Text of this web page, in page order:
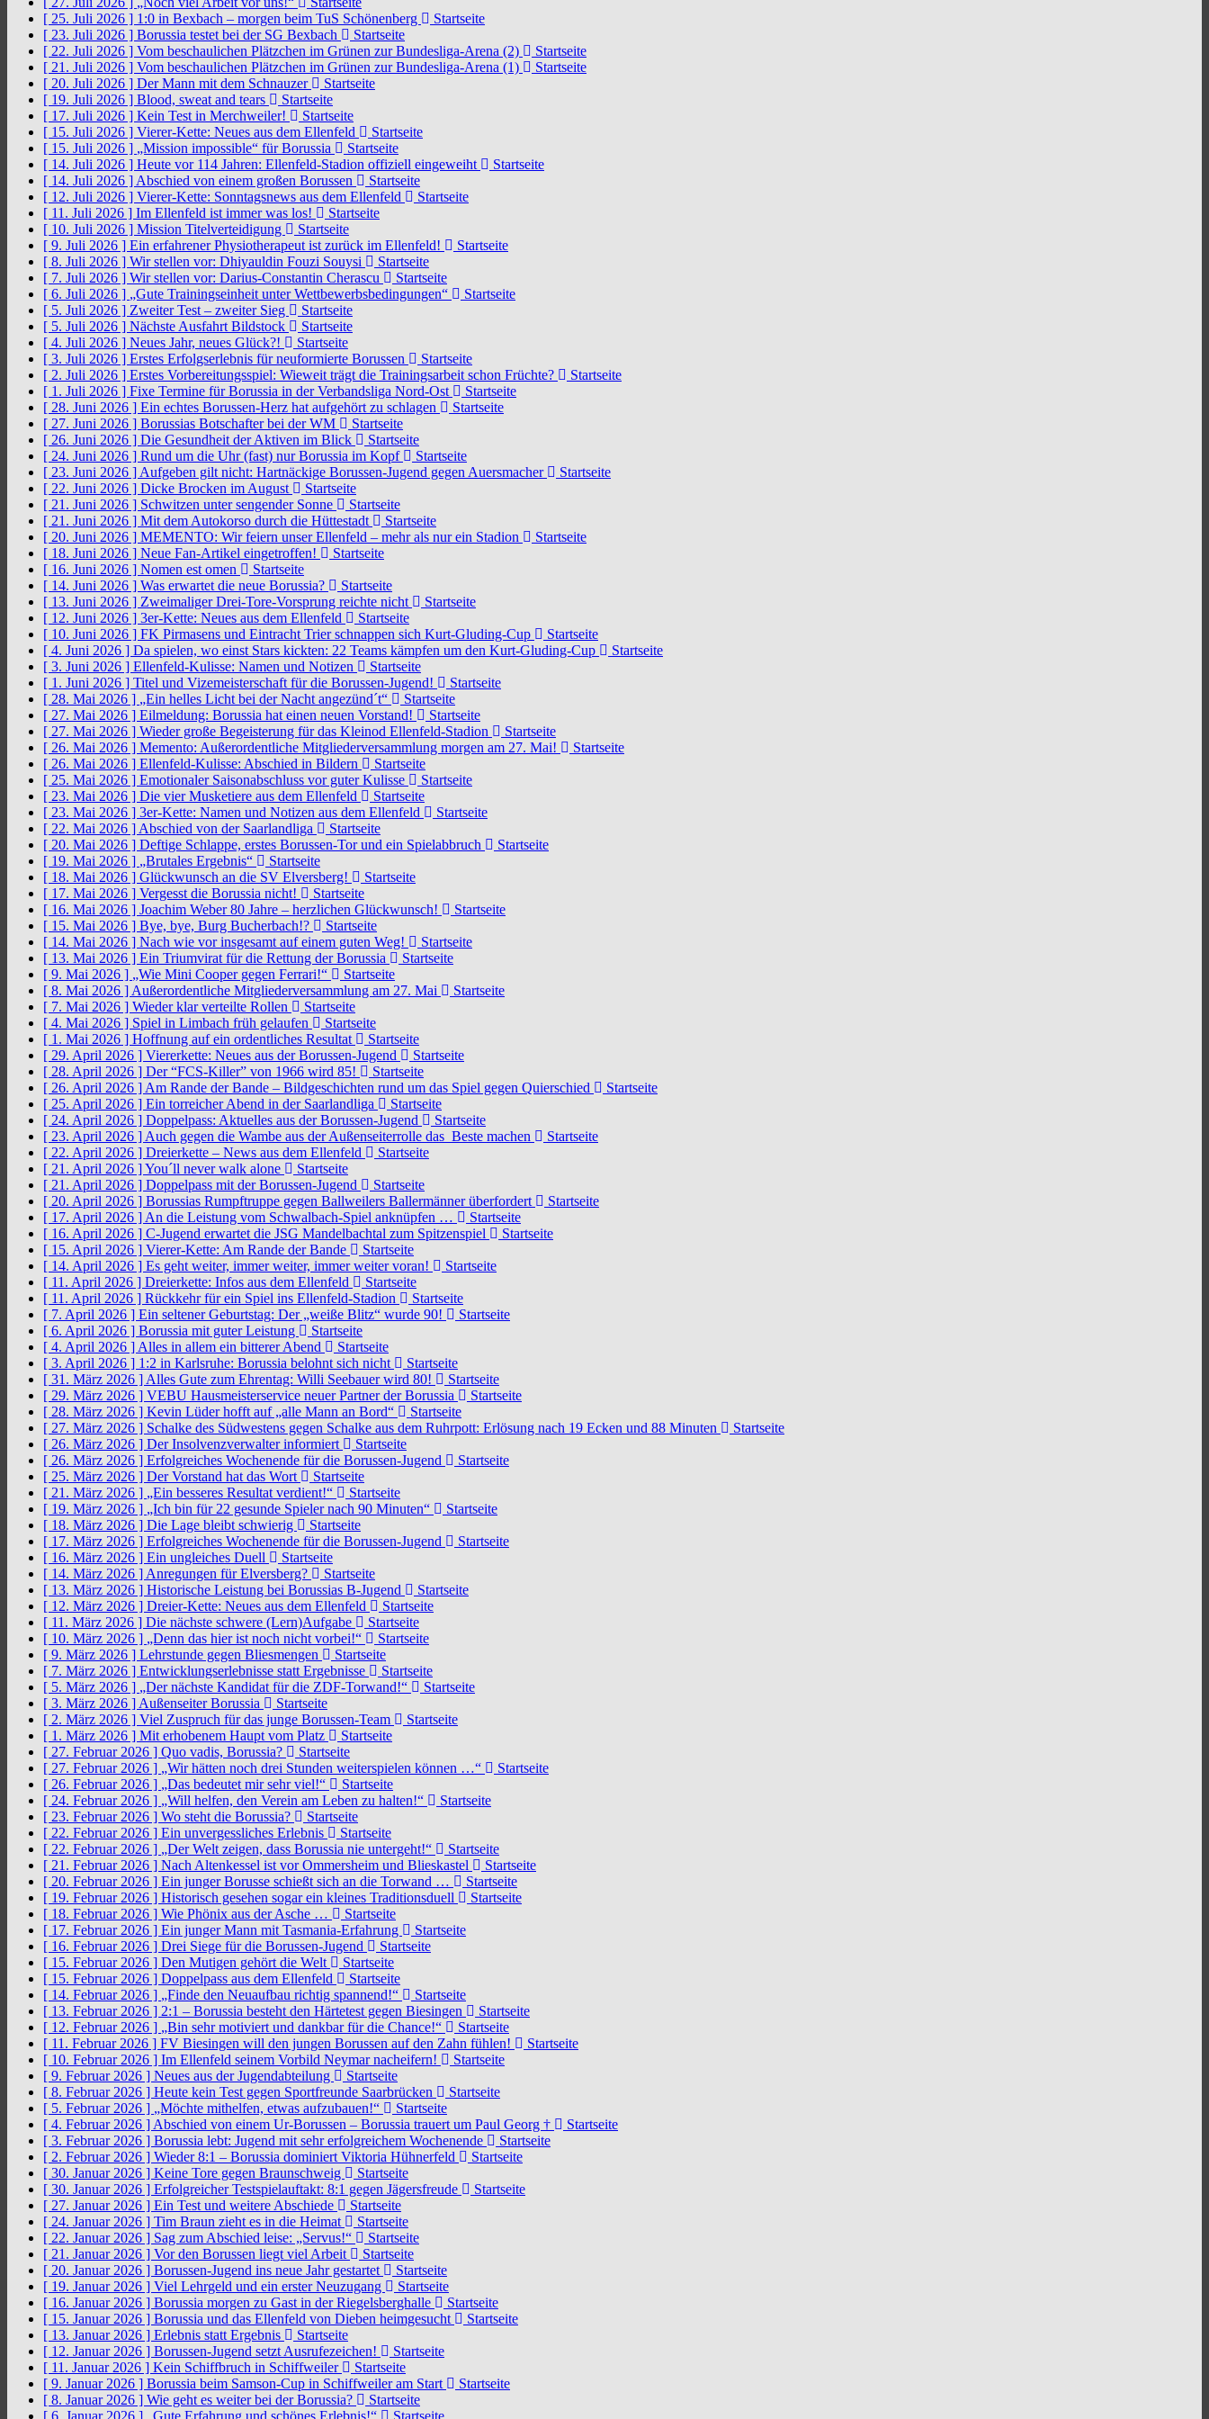
[ 25. Juli 2026 ] 1:0 in Bexbach – morgen beim TuS Schönenberg
Startseite
[ 23. Juli 2026 ] Borussia testet bei der SG Bexbach
Startseite
[ 22. Juli 2026 ] Vom beschaulichen Plätzchen im Grünen zur Bundesliga-Arena (2)
Startseite
[ 21. Juli 2026 ] Vom beschaulichen Plätzchen im Grünen zur Bundesliga-Arena (1)
Startseite
[ 20. Juli 2026 ] Der Mann mit dem Schnauzer
Startseite
[ 19. Juli 2026 ] Blood, sweat and tears
Startseite
[ 17. Juli 2026 ] Kein Test in Merchweiler!
Startseite
[ 15. Juli 2026 ] Vierer-Kette: Neues aus dem Ellenfeld
Startseite
[ 15. Juli 2026 ] „Mission impossible“ für Borussia
Startseite
[ 14. Juli 2026 ] Heute vor 114 Jahren: Ellenfeld-Stadion offiziell eingeweiht
Startseite
[ 14. Juli 2026 ] Abschied von einem großen Borussen
Startseite
[ 12. Juli 2026 ] Vierer-Kette: Sonntagsnews aus dem Ellenfeld
Startseite
[ 11. Juli 2026 ] Im Ellenfeld ist immer was los!
Startseite
[ 10. Juli 2026 ] Mission Titelverteidigung
Startseite
[ 9. Juli 2026 ] Ein erfahrener Physiotherapeut ist zurück im Ellenfeld!
Startseite
[ 8. Juli 2026 ] Wir stellen vor: Dhiyauldin Fouzi Souysi
Startseite
[ 7. Juli 2026 ] Wir stellen vor: Darius-Constantin Cherascu
Startseite
[ 6. Juli 2026 ] „Gute Trainingseinheit unter Wettbewerbsbedingungen“
Startseite
[ 5. Juli 2026 ] Zweiter Test – zweiter Sieg
Startseite
[ 5. Juli 2026 ] Nächste Ausfahrt Bildstock
Startseite
[ 4. Juli 2026 ] Neues Jahr, neues Glück?!
Startseite
[ 3. Juli 2026 ] Erstes Erfolgserlebnis für neuformierte Borussen
Startseite
[ 2. Juli 2026 ] Erstes Vorbereitungsspiel: Wieweit trägt die Trainingsarbeit schon Früchte?
Startseite
[ 1. Juli 2026 ] Fixe Termine für Borussia in der Verbandsliga Nord-Ost
Startseite
[ 28. Juni 2026 ] Ein echtes Borussen-Herz hat aufgehört zu schlagen
Startseite
[ 27. Juni 2026 ] Borussias Botschafter bei der WM
Startseite
[ 26. Juni 2026 ] Die Gesundheit der Aktiven im Blick
Startseite
[ 24. Juni 2026 ] Rund um die Uhr (fast) nur Borussia im Kopf
Startseite
[ 23. Juni 2026 ] Aufgeben gilt nicht: Hartnäckige Borussen-Jugend gegen Auersmacher
Startseite
[ 22. Juni 2026 ] Dicke Brocken im August
Startseite
[ 21. Juni 2026 ] Schwitzen unter sengender Sonne
Startseite
[ 21. Juni 2026 ] Mit dem Autokorso durch die Hüttestadt
Startseite
[ 20. Juni 2026 ] MEMENTO: Wir feiern unser Ellenfeld – mehr als nur ein Stadion
Startseite
[ 18. Juni 2026 ] Neue Fan-Artikel eingetroffen!
Startseite
[ 16. Juni 2026 ] Nomen est omen
Startseite
[ 14. Juni 2026 ] Was erwartet die neue Borussia?
Startseite
[ 13. Juni 2026 ] Zweimaliger Drei-Tore-Vorsprung reichte nicht
Startseite
[ 12. Juni 2026 ] 3er-Kette: Neues aus dem Ellenfeld
Startseite
[ 10. Juni 2026 ] FK Pirmasens und Eintracht Trier schnappen sich Kurt-Gluding-Cup
Startseite
[ 4. Juni 2026 ] Da spielen, wo einst Stars kickten: 22 Teams kämpfen um den Kurt-Gluding-Cup
Startseite
[ 3. Juni 2026 ] Ellenfeld-Kulisse: Namen und Notizen
Startseite
[ 1. Juni 2026 ] Titel und Vizemeisterschaft für die Borussen-Jugend!
Startseite
[ 28. Mai 2026 ] „Ein helles Licht bei der Nacht angezünd´t“
Startseite
[ 27. Mai 2026 ] Eilmeldung: Borussia hat einen neuen Vorstand!
Startseite
[ 27. Mai 2026 ] Wieder große Begeisterung für das Kleinod Ellenfeld-Stadion
Startseite
[ 26. Mai 2026 ] Memento: Außerordentliche Mitgliederversammlung morgen am 27. Mai!
Startseite
[ 26. Mai 2026 ] Ellenfeld-Kulisse: Abschied in Bildern
Startseite
[ 25. Mai 2026 ] Emotionaler Saisonabschluss vor guter Kulisse
Startseite
[ 23. Mai 2026 ] Die vier Musketiere aus dem Ellenfeld
Startseite
[ 23. Mai 2026 ] 3er-Kette: Namen und Notizen aus dem Ellenfeld
Startseite
[ 22. Mai 2026 ] Abschied von der Saarlandliga
Startseite
[ 20. Mai 2026 ] Deftige Schlappe, erstes Borussen-Tor und ein Spielabbruch
Startseite
[ 19. Mai 2026 ] „Brutales Ergebnis“
Startseite
[ 18. Mai 2026 ] Glückwunsch an die SV Elversberg!
Startseite
[ 17. Mai 2026 ] Vergesst die Borussia nicht!
Startseite
[ 16. Mai 2026 ] Joachim Weber 80 Jahre – herzlichen Glückwunsch!
Startseite
[ 15. Mai 2026 ] Bye, bye, Burg Bucherbach!?
Startseite
[ 14. Mai 2026 ] Nach wie vor insgesamt auf einem guten Weg!
Startseite
[ 13. Mai 2026 ] Ein Triumvirat für die Rettung der Borussia
Startseite
[ 9. Mai 2026 ] „Wie Mini Cooper gegen Ferrari!“
Startseite
[ 8. Mai 2026 ] Außerordentliche Mitgliederversammlung am 27. Mai
Startseite
[ 7. Mai 2026 ] Wieder klar verteilte Rollen
Startseite
[ 4. Mai 2026 ] Spiel in Limbach früh gelaufen
Startseite
[ 1. Mai 2026 ] Hoffnung auf ein ordentliches Resultat
Startseite
[ 29. April 2026 ] Viererkette: Neues aus der Borussen-Jugend
Startseite
[ 28. April 2026 ] Der “FCS-Killer” von 1966 wird 85!
Startseite
[ 26. April 2026 ] Am Rande der Bande – Bildgeschichten rund um das Spiel gegen Quierschied
Startseite
[ 25. April 2026 ] Ein torreicher Abend in der Saarlandliga
Startseite
[ 24. April 2026 ] Doppelpass: Aktuelles aus der Borussen-Jugend
Startseite
[ 23. April 2026 ] Auch gegen die Wambe aus der Außenseiterrolle das Beste machen
Startseite
[ 22. April 2026 ] Dreierkette – News aus dem Ellenfeld
Startseite
[ 21. April 2026 ]You´ll never walk alone
Startseite
[ 21. April 2026 ] Doppelpass mit der Borussen-Jugend
Startseite
[ 20. April 2026 ] Borussias Rumpftruppe gegen Ballweilers Ballermänner überfordert
Startseite
[ 17. April 2026 ] An die Leistung vom Schwalbach-Spiel anknüpfen …
Startseite
[ 16. April 2026 ] C-Jugend erwartet die JSG Mandelbachtal zum Spitzenspiel
Startseite
[ 15. April 2026 ] Vierer-Kette: Am Rande der Bande
Startseite
[ 14. April 2026 ] Es geht weiter, immer weiter, immer weiter voran!
Startseite
[ 11. April 2026 ] Dreierkette: Infos aus dem Ellenfeld
Startseite
[ 11. April 2026 ] Rückkehr für ein Spiel ins Ellenfeld-Stadion
Startseite
[ 7. April 2026 ] Ein seltener Geburtstag: Der „weiße Blitz“ wurde 90!
Startseite
[ 6. April 2026 ] Borussia mit guter Leistung
Startseite
[ 4. April 2026 ] Alles in allem ein bitterer Abend
Startseite
[ 3. April 2026 ] 1:2 in Karlsruhe: Borussia belohnt sich nicht
Startseite
[ 31. März 2026 ] Alles Gute zum Ehrentag: Willi Seebauer wird 80!
Startseite
[ 29. März 2026 ] VEBU Hausmeisterservice neuer Partner der Borussia
Startseite
[ 28. März 2026 ] Kevin Lüder hofft auf „alle Mann an Bord“
Startseite
[ 27. März 2026 ] Schalke des Südwestens gegen Schalke aus dem Ruhrpott: Erlösung nach 19 Ecken und 88 Minuten
Startseite
[ 26. März 2026 ] Der Insolvenzverwalter informiert
Startseite
[ 26. März 2026 ] Erfolgreiches Wochenende für die Borussen-Jugend
Startseite
[ 25. März 2026 ] Der Vorstand hat das Wort
Startseite
[ 21. März 2026 ] „Ein besseres Resultat verdient!“
Startseite
[ 19. März 2026 ] „Ich bin für 22 gesunde Spieler nach 90 Minuten“
Startseite
[ 18. März 2026 ] Die Lage bleibt schwierig
Startseite
[ 17. März 2026 ] Erfolgreiches Wochenende für die Borussen-Jugend
Startseite
[ 16. März 2026 ] Ein ungleiches Duell
Startseite
[ 14. März 2026 ] Anregungen für Elversberg?
Startseite
[ 13. März 2026 ] Historische Leistung bei Borussias B-Jugend
Startseite
[ 12. März 2026 ] Dreier-Kette: Neues aus dem Ellenfeld
Startseite
[ 11. März 2026 ] Die nächste schwere (Lern)Aufgabe
Startseite
[ 10. März 2026 ] „Denn das hier ist noch nicht vorbei!“
Startseite
[ 9. März 2026 ] Lehrstunde gegen Bliesmengen
Startseite
[ 7. März 2026 ] Entwicklungserlebnisse statt Ergebnisse
Startseite
[ 5. März 2026 ] „Der nächste Kandidat für die ZDF-Torwand!“
Startseite
[ 3. März 2026 ] Außenseiter Borussia
Startseite
[ 2. März 2026 ] Viel Zuspruch für das junge Borussen-Team
Startseite
[ 1. März 2026 ] Mit erhobenem Haupt vom Platz
Startseite
[ 27. Februar 2026 ] Quo vadis, Borussia?
Startseite
[ 27. Februar 2026 ] „Wir hätten noch drei Stunden weiterspielen können …“
Startseite
[ 26. Februar 2026 ] „Das bedeutet mir sehr viel!“
Startseite
[ 24. Februar 2026 ] „Will helfen, den Verein am Leben zu halten!“
Startseite
[ 23. Februar 2026 ] Wo steht die Borussia?
Startseite
[ 22. Februar 2026 ] Ein unvergessliches Erlebnis
Startseite
[ 22. Februar 2026 ] „Der Welt zeigen, dass Borussia nie untergeht!“
Startseite
[ 21. Februar 2026 ] Nach Altenkessel ist vor Ommersheim und Blieskastel
Startseite
[ 20. Februar 2026 ] Ein junger Borusse schießt sich an die Torwand …
Startseite
[ 19. Februar 2026 ] Historisch gesehen sogar ein kleines Traditionsduell
Startseite
[ 18. Februar 2026 ] Wie Phönix aus der Asche …
Startseite
[ 17. Februar 2026 ] Ein junger Mann mit Tasmania-Erfahrung
Startseite
[ 16. Februar 2026 ] Drei Siege für die Borussen-Jugend
Startseite
[ 15. Februar 2026 ] Den Mutigen gehört die Welt
Startseite
[ 15. Februar 2026 ] Doppelpass aus dem Ellenfeld
Startseite
[ 14. Februar 2026 ] „Finde den Neuaufbau richtig spannend!“
Startseite
[ 13. Februar 2026 ] 2:1 – Borussia besteht den Härtetest gegen Biesingen
Startseite
[ 12. Februar 2026 ] „Bin sehr motiviert und dankbar für die Chance!“
Startseite
[ 11. Februar 2026 ] FV Biesingen will den jungen Borussen auf den Zahn fühlen!
Startseite
[ 10. Februar 2026 ] Im Ellenfeld seinem Vorbild Neymar nacheifern!
Startseite
[ 9. Februar 2026 ] Neues aus der Jugendabteilung
Startseite
[ 8. Februar 2026 ] Heute kein Test gegen Sportfreunde Saarbrücken
Startseite
[ 5. Februar 2026 ] „Möchte mithelfen, etwas aufzubauen!“
Startseite
[ 4. Februar 2026 ] Abschied von einem Ur-Borussen – Borussia trauert um Paul Georg †
Startseite
[ 3. Februar 2026 ] Borussia lebt: Jugend mit sehr erfolgreichem Wochenende
Startseite
[ 2. Februar 2026 ] Wieder 8:1 – Borussia dominiert Viktoria Hühnerfeld
Startseite
[ 30. Januar 2026 ] Keine Tore gegen Braunschweig
Startseite
[ 30. Januar 2026 ] Erfolgreicher Testspielauftakt: 8:1 gegen Jägersfreude
Startseite
[ 27. Januar 2026 ] Ein Test und weitere Abschiede
Startseite
[ 24. Januar 2026 ] Tim Braun zieht es in die Heimat
Startseite
[ 22. Januar 2026 ] Sag zum Abschied leise: „Servus!“
Startseite
[ 21. Januar 2026 ] Vor den Borussen liegt viel Arbeit
Startseite
[ 20. Januar 2026 ] Borussen-Jugend ins neue Jahr gestartet
Startseite
[ 19. Januar 2026 ] Viel Lehrgeld und ein erster Neuzugang
Startseite
[ 16. Januar 2026 ] Borussia morgen zu Gast in der Riegelsberghalle
Startseite
[ 15. Januar 2026 ] Borussia und das Ellenfeld von Dieben heimgesucht
Startseite
[ 13. Januar 2026 ] Erlebnis statt Ergebnis
Startseite
[ 12. Januar 2026 ] Borussen-Jugend setzt Ausrufezeichen!
Startseite
[ 11. Januar 2026 ] Kein Schiffbruch in Schiffweiler
Startseite
[ 9. Januar 2026 ] Borussia beim Samson-Cup in Schiffweiler am Start
Startseite
[ 8. Januar 2026 ] Wie geht es weiter bei der Borussia?
Startseite
[ 6. Januar 2026 ]
„Gute Erfahrung und schönes Erlebnis!“ Startseite